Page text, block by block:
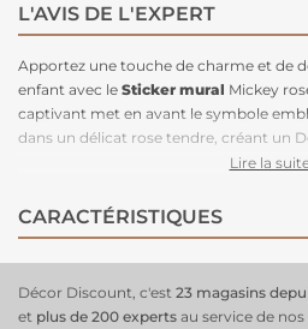
L'AVIS DE L'EXPERT
Apportez une touche de charme et de
enfant avec le Sticker mural Mickey
captivant met en avant le symbole
dans un délicat rose tendre, créant un
passionnés de Disney. Son design
joyeuse et imaginative. Facile à poser
muralpermet de personnaliser
Lire la
CARACTÉRISTIQUES
Décor Discount, c'est 23 magasins
et plus de 200 experts au service de nos